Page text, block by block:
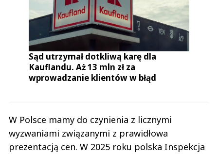
Sąd utrzymał dotkliwą karę dla
Kauflandu. Aż 13 mln zł za
wprowadzanie klientów w błąd
W Polsce mamy do czynienia z licznymi
wyzwaniami związanymi z prawidłowa
prezentacją cen. W 2025 roku polska Inspekcja